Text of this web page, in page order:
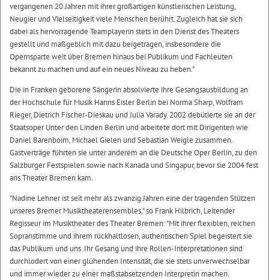
vergangenen 20 Jahren mit ihrer großartigen künstlerischen Leistung,
Neugier und Vielseitigkeit viele Menschen berührt. Zugleich hat sie sich
dabei als hervorragende Teamplayerin stets in den Dienst des Theaters
gestellt und maßgeblich mit dazu beigetragen, insbesondere die
Opernsparte weit über Bremen hinaus bei Publikum und Fachleuten
bekannt zu machen und auf ein neues Niveau zu heben."
Die in Franken geborene Sängerin absolvierte ihre Gesangsausbildung an
der Hochschule für Musik Hanns Eisler Berlin bei Norma Sharp, Wolfram
Rieger, Dietrich Fischer-Dieskau und Julia Varady. 2002 debütierte sie an der
Staatsoper Unter den Linden Berlin und arbeitete dort mit Dirigenten wie
Daniel Barenboim, Michael Gielen und Sebastian Weigle zusammen.
Gastverträge führten sie unter anderem an die Deutsche Oper Berlin, zu den
Salzburger Festspielen sowie nach Kanada und Singapur, bevor sie 2004 fest
ans Theater Bremen kam.
"Nadine Lehner ist seit mehr als zwanzig Jahren eine der tragenden Stützen
unseres Bremer Musiktheaterensembles," so Frank Hilbrich, Leitender
Regisseur im Musiktheater des Theater Bremen: "Mit ihrer flexiblen, reichen
Sopranstimme und ihrem rückhaltlosen, authentischen Spiel begeistert sie
das Publikum und uns. Ihr Gesang und ihre Rollen-Interpretationen sind
durchlodert von einer glühenden Intensität, die sie stets unverwechselbar
und immer wieder zu einer maßstabsetzenden Interpretin machen.